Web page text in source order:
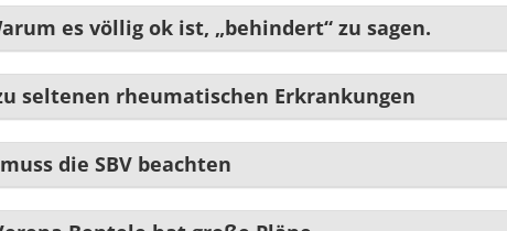
es völlig ok ist, „behindert“ zu sagen.
seltenen rheumatischen Erkrankungen
die SBV beachten